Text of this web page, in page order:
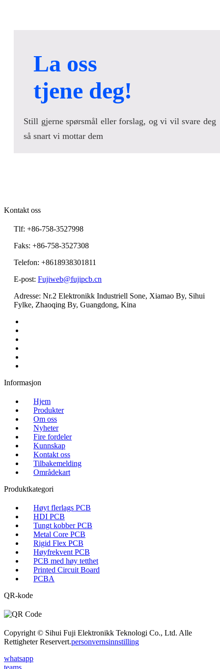
La oss
tjene deg!
Still gjerne spørsmål eller forslag, og vi vil svare deg
så snart vi mottar dem
Kontakt oss
Tlf: +86-758-3527998
Faks: +86-758-3527308
Telefon: +8618938301811
E-post: Fujiweb@fujipcb.cn
Adresse: Nr.2 Elektronikk Industriell Sone, Xiamao By, Sihui
Fylke, Zhaoqing By, Guangdong, Kina
Informasjon
Hjem
Produkter
Om oss
Nyheter
Fire fordeler
Kunnskap
Kontakt oss
Tilbakemelding
Områdekart
Produktkategori
Høyt flerlags PCB
HDI PCB
Tungt kobber PCB
Metal Core PCB
Rigid Flex PCB
Høyfrekvent PCB
PCB med høy tetthet
Printed Circuit Board
PCBA
QR-kode
Copyright © Sihui Fuji Elektronikk Teknologi Co., Ltd. Alle
Rettigheter Reservert.personvernsinnstilling
whatsapp